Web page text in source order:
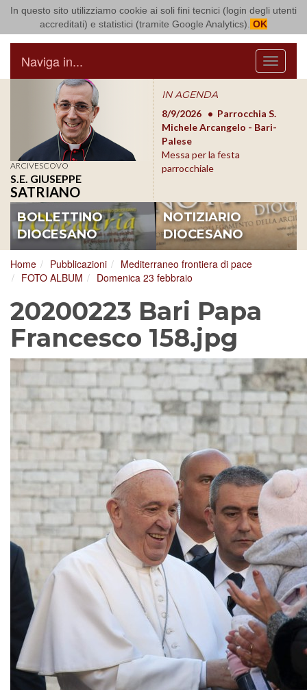
In questo sito utilizziamo cookie ai soli fini tecnici (login degli utenti
accreditati) e statistici (tramite Google Analytics). OK
Arcidiocesi di Bari Bitonto
Menu
Naviga in...
ARCIVESCOVO
S.E. GIUSEPPE
SATRIANO
IN AGENDA
8/17/2026
Conversano
Conferenza Episcopale
Pugliese
8/9/2026
Parrocchia S.
Michele Arcangelo - Bari-
Palese
Messa per la festa
parrocchiale
BOLLETTINO
DIOCESANO
NOTIZIARIO
DIOCESANO
Home Pubblicazioni
Mediterraneo frontiera di pace
FOTO ALBUM
Domenica 23 febbraio
20200223 Bari Papa
Francesco 158.jpg